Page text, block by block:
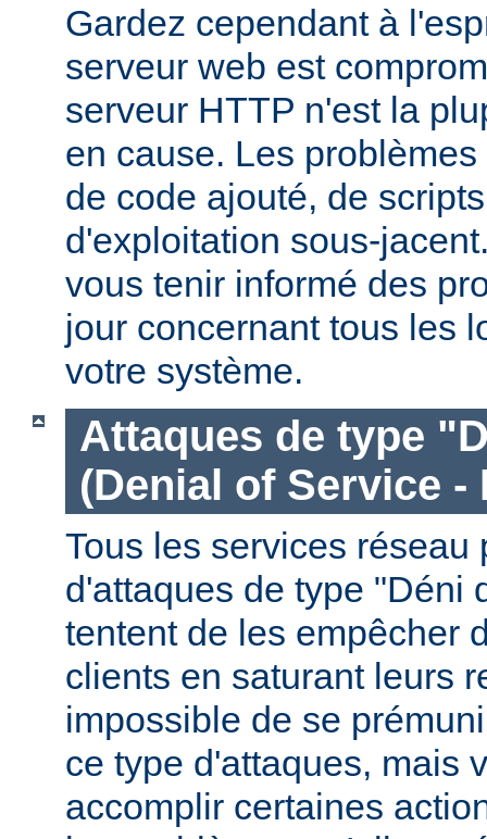
Gardez cependant à
serveur web est
serveur HTTP n'est la
en cause. Les
de code ajouté, de
d'exploitation sous-
vous tenir informé des
jour concernant tous les
votre système.
Attaques de type
(Denial of Service -
Tous les services réseau
d'attaques de type "Déni
tentent de les empêcher
clients en saturant leurs
impossible de se
ce type d'attaques, mais
accomplir certaines